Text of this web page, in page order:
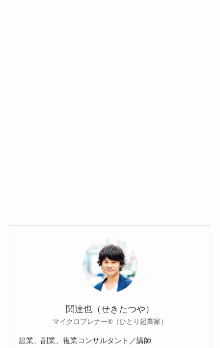
関達也（せきたつや）
マイクロプレナー®（ひとり起業家）
起業、副業、複業コンサルタント／講師